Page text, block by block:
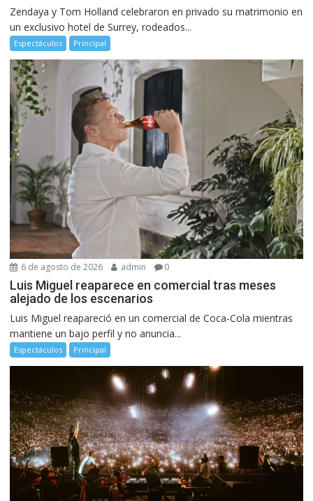
Zendaya y Tom Holland celebraron en privado su matrimonio en
un exclusivo hotel de Surrey, rodeados...
Espectáculos Principal
6 de agosto de 2026 admin 0
Luis Miguel reaparece en comercial tras meses
alejado de los escenarios
Luis Miguel reapareció en un comercial de Coca-Cola mientras
mantiene un bajo perfil y no anuncia...
Espectáculos Principal